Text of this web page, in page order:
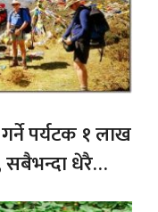
पर्यटक १ लाख
धेरै